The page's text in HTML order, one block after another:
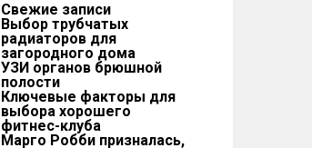
Свежие записи
Выбор трубчатых
радиаторов для
загородного дома
УЗИ органов брюшной
полости
Ключевые факторы для
выбора хорошего
фитнес-клуба
Марго Робби призналась,